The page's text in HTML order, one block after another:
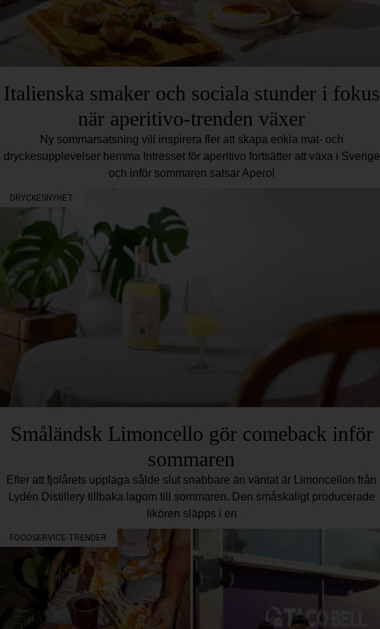
Italienska smaker och sociala stunder i fokus
när aperitivo-trenden växer
Ny sommarsatsning vill inspirera fler att skapa enkla mat- och
dryckesupplevelser hemma Intresset för aperitivo fortsätter att växa i Sverige
och inför sommaren satsar Aperol
DRYCKESNYHET
Småländsk Limoncello gör comeback inför
sommaren
Efter att fjolårets upplaga sålde slut snabbare än väntat är Limoncellon från
Lydén Distillery tillbaka lagom till sommaren. Den småskaligt producerade
likören släpps i en
FOODSERVICE-TRENDER